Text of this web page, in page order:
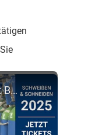
Effizient Schweißen: Besuche Air Liquide auf der Schweißen & Schneiden 2025 | Jetzt Ticket sichern!